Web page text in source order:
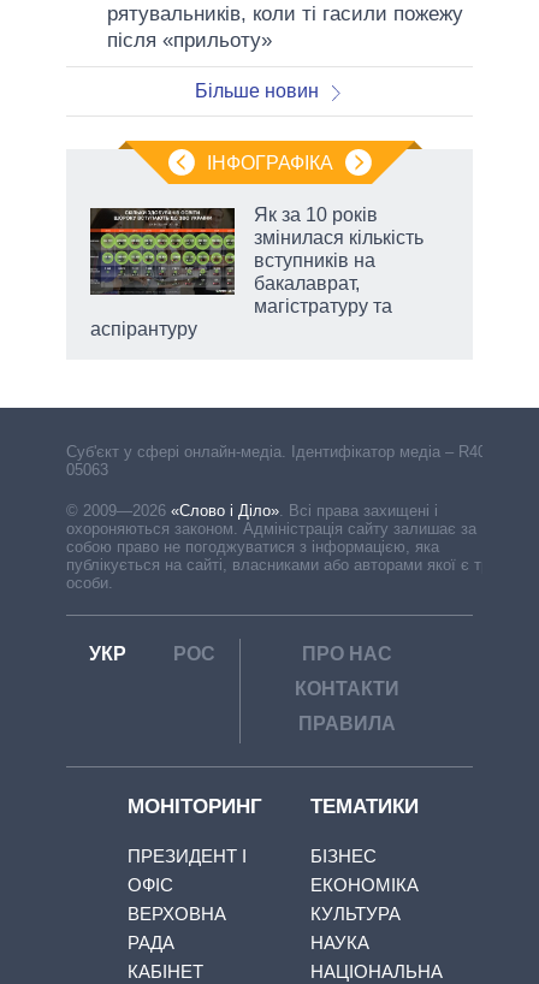
рятувальників, коли ті гасили пожежу
після «прильоту»
Більше новин
ІНФОГРАФІКА
Як за 10 років
змінилася кількість
вступників на
бакалаврат,
магістратуру та
аспірантуру
Cуб'єкт у сфері онлайн-медіа. Ідентифікатор медіа – R40-
05063
© 2009—2026 «Слово і Діло» Всі права захищені і
охороняються законом. Адміністрація сайту залишає за
собою право не погоджуватися з інформацією, яка
публікується на сайті, власниками або авторами якої є треті
особи.
УКР РОС
ПРО НАС
КОНТАКТИ
ПРАВИЛА
МОНІТОРИНГ
ПРЕЗИДЕНТ І
ОФІС
ВЕРХОВНА
РАДА
КАБІНЕТ
ТЕМАТИКИ
БІЗНЕС
ЕКОНОМІКА
КУЛЬТУРА
НАУКА
НАЦІОНАЛЬНА